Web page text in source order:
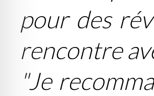
pour des
rencontre
"Je